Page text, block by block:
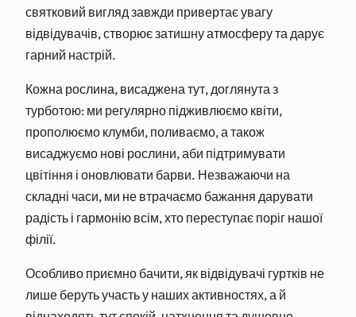
святковий вигляд завжди привертає увагу
відвідувачів, створює затишну атмосферу та дарує
гарний настрій.
Кожна рослина, висаджена тут, доглянута з
турботою: ми регулярно підживлюємо квіти,
прополюємо клумби, поливаємо, а також
висаджуємо нові рослини, аби підтримувати
цвітіння і оновлювати барви. Незважаючи на
складні часи, ми не втрачаємо бажання дарувати
радість і гармонію всім, хто переступає поріг нашої
філії.
Особливо приємно бачити, як відвідувачі гуртків не
лише беруть участь у наших активностях, а й